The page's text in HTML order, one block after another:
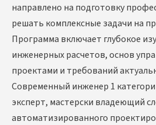
направлено на подготовку
решать комплексные задачи на
Программа включает глубокое
инженерных расчетов, основ
проектами и требований
Современный инженер 1
эксперт, мастерски владеющий
автоматизированного